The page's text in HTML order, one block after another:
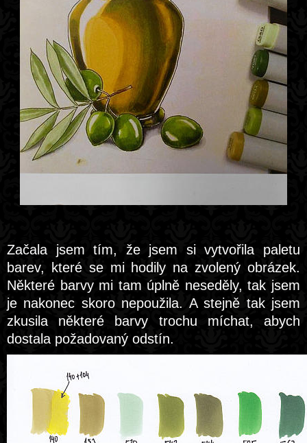
Začala jsem tím, že jsem si vytvořila paletu
barev, které se mi hodily na zvolený obrázek.
Některé barvy mi tam úplně neseděly, tak jsem
je nakonec skoro nepoužila. A stejně tak jsem
zkusila některé barvy trochu míchat, abych
dostala požadovaný odstín.